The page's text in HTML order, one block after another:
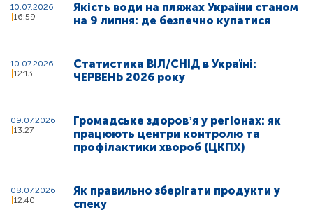
10.07.2026
16:59
Якість води на пляжах України станом
на 9 липня: де безпечно купатися
10.07.2026
12:13
Статистика ВІЛ/СНІД в Україні:
ЧЕРВЕНЬ 2026 року
09.07.2026
13:27
Громадське здоровʼя у регіонах: як
працюють центри контролю та
профілактики хвороб (ЦКПХ)
08.07.2026
12:40
Як правильно зберігати продукти у
спеку